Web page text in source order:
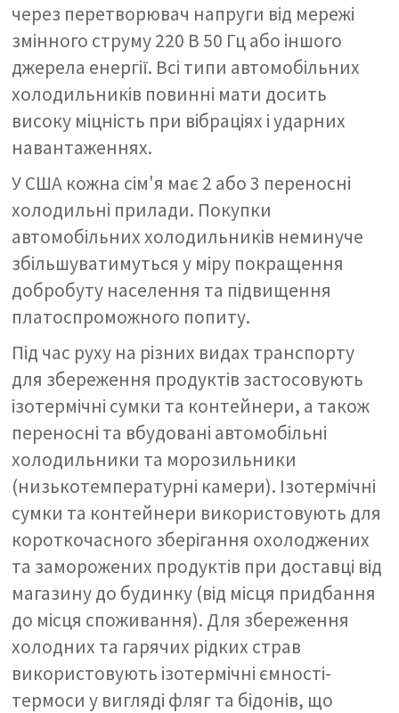
через перетворювач напруги від мережі
змінного струму 220 В 50 Гц або іншого
джерела енергії. Всі типи автомобільних
холодильників повинні мати досить
високу міцність при вібраціях і ударних
навантаженнях.
У США кожна сім'я має 2 або 3 переносні
холодильні прилади. Покупки
автомобільних холодильників неминуче
збільшуватимуться у міру покращення
добробуту населення та підвищення
платоспроможного попиту.
Під час руху на різних видах транспорту
для збереження продуктів застосовують
ізотермічні сумки та контейнери, а також
переносні та вбудовані автомобільні
холодильники та морозильники
(низькотемпературні камери). Ізотермічні
сумки та контейнери використовують для
короткочасного зберігання охолоджених
та заморожених продуктів при доставці від
магазину до будинку (від місця придбання
до місця споживання). Для збереження
холодних та гарячих рідких страв
використовують ізотермічні ємності-
термоси у вигляді фляг та бідонів, що